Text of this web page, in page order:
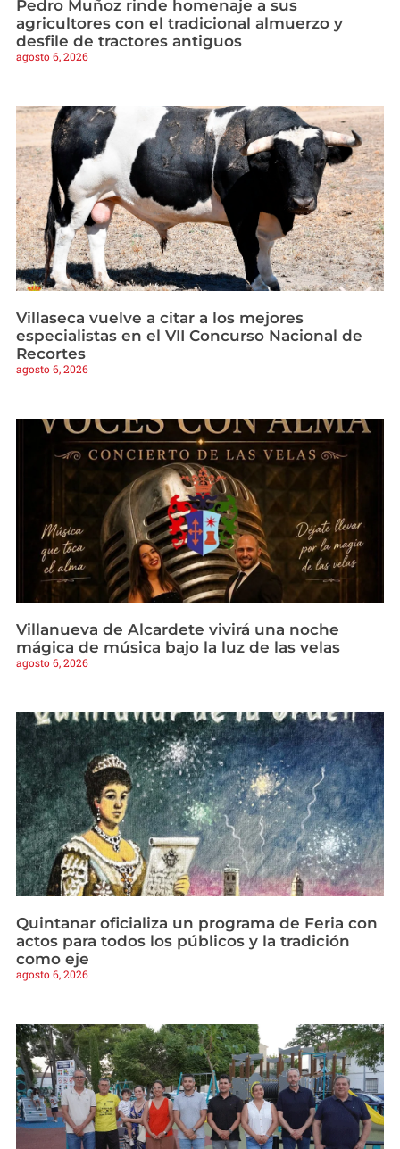
Pedro Muñoz rinde homenaje a sus
agricultores con el tradicional almuerzo y
desfile de tractores antiguos
agosto 6, 2026
Villaseca vuelve a citar a los mejores
especialistas en el VII Concurso Nacional de
Recortes
agosto 6, 2026
Villanueva de Alcardete vivirá una noche
mágica de música bajo la luz de las velas
agosto 6, 2026
Quintanar oficializa un programa de Feria con
actos para todos los públicos y la tradición
como eje
agosto 6, 2026